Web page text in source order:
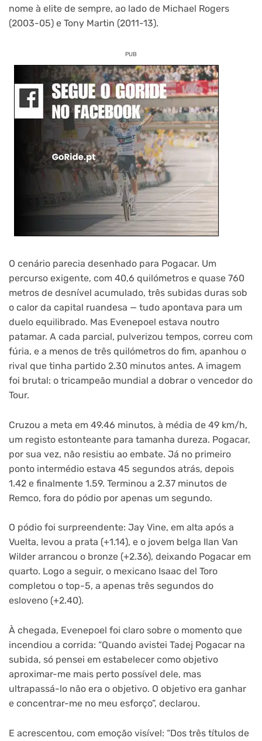
nome à elite de sempre, ao lado de Michael Rogers
(2003-05) e Tony Martin (2011-13).
PUB
O cenário parecia desenhado para Pogacar. Um
percurso exigente, com 40,6 quilómetros e quase 760
metros de desnível acumulado, três subidas duras sob
o calor da capital ruandesa — tudo apontava para um
duelo equilibrado. Mas Evenepoel estava noutro
patamar. A cada parcial, pulverizou tempos, correu com
fúria, e a menos de três quilómetros do fim, apanhou o
rival que tinha partido 2.30 minutos antes. A imagem
foi brutal: o tricampeão mundial a dobrar o vencedor do
Tour.
Cruzou a meta em 49.46 minutos, à média de 49 km/h,
um registo estonteante para tamanha dureza. Pogacar,
por sua vez, não resistiu ao embate. Já no primeiro
ponto intermédio estava 45 segundos atrás, depois
1.42 e finalmente 1.59. Terminou a 2.37 minutos de
Remco, fora do pódio por apenas um segundo.
O pódio foi surpreendente: Jay Vine, em alta após a
Vuelta, levou a prata (+1.14), e o jovem belga Ilan Van
Wilder arrancou o bronze (+2.36), deixando Pogacar em
quarto. Logo a seguir, o mexicano Isaac del Toro
completou o top-5, a apenas três segundos do
esloveno (+2.40).
À chegada, Evenepoel foi claro sobre o momento que
incendiou a corrida: “Quando avistei Tadej Pogacar na
subida, só pensei em estabelecer como objetivo
aproximar-me mais perto possível dele, mas
ultrapassá-lo não era o objetivo. O objetivo era ganhar
e concentrar-me no meu esforço”, declarou.
E acrescentou, com emoção visível: “Dos três títulos de